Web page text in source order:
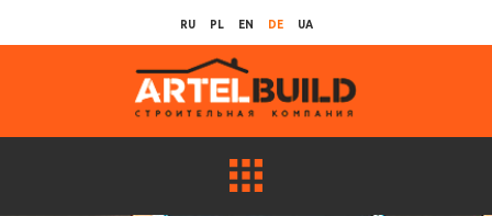
RU PL EN DE UA